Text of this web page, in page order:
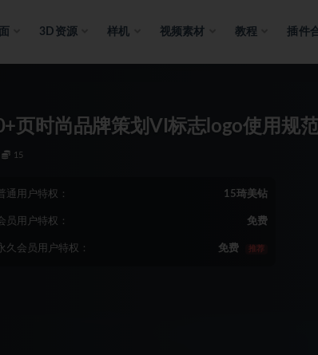
3D资源 样机 视频素材 教程 插件
页时尚品牌策划VI标志logo使用规
15
通用户特权： 15琦美钻
员用户特权： 免费
久会员用户特权： 免费 推荐